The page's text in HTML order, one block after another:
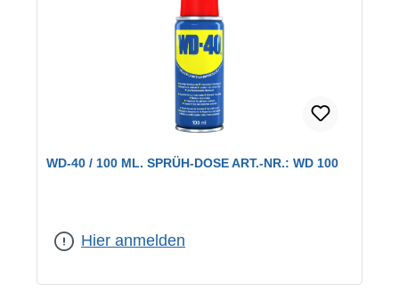
WD-40 / 100 ML. SPRÜH-DOSE ART.-NR.: WD 100
Hier anmelden